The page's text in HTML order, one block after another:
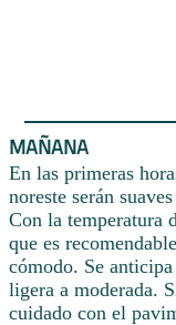
MAÑANA
En las primeras
noreste serán
Con la temperatura
que es
cómodo. Se
ligera a moderada.
cuidado con el